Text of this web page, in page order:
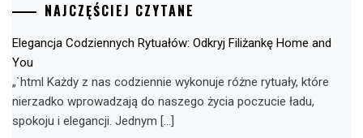
NAJCZĘŚCIEJ CZYTANE
Elegancja Codziennych Rytuałów: Odkryj Filiżankę Home and
You
„`html Każdy z nas codziennie wykonuje różne rytuały, które
nierzadko wprowadzają do naszego życia poczucie ładu,
spokoju i elegancji. Jednym […]